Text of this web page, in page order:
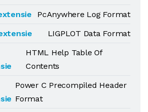
PcAnywhere Log Format
LIGPLOT Data Format
HTML Help Table Of
Contents
Power C Precompiled Header
Format